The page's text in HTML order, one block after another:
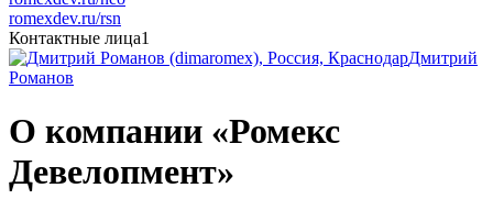
romexdev.ru/rsn
Контактные лица1
Дмитрий
Романов
О компании «Ромекс
Девелопмент»